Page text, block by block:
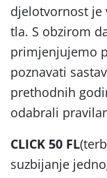
djelotvornost je
tla. S obzirom
primjenjujemo
poznavati
prethodnih
odabrali
CLICK 50 FL
suzbijanje